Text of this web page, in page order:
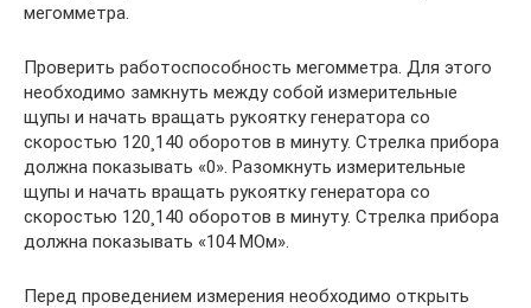
мегомметра.
Проверить работоспособность мегомметра. Для этого
необходимо замкнуть между собой измерительные
щупы и начать вращать рукоятку генератора со
скоростью 120¸140 оборотов в минуту. Стрелка прибора
должна показывать «0». Разомкнуть измерительные
щупы и начать вращать рукоятку генератора со
скоростью 120¸140 оборотов в минуту. Стрелка прибора
должна показывать «104 МОм».
Перед проведением измерения необходимо открыть